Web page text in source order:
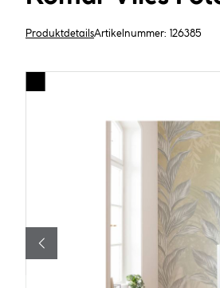
ProduktdetailsArtikelnummer: 126385